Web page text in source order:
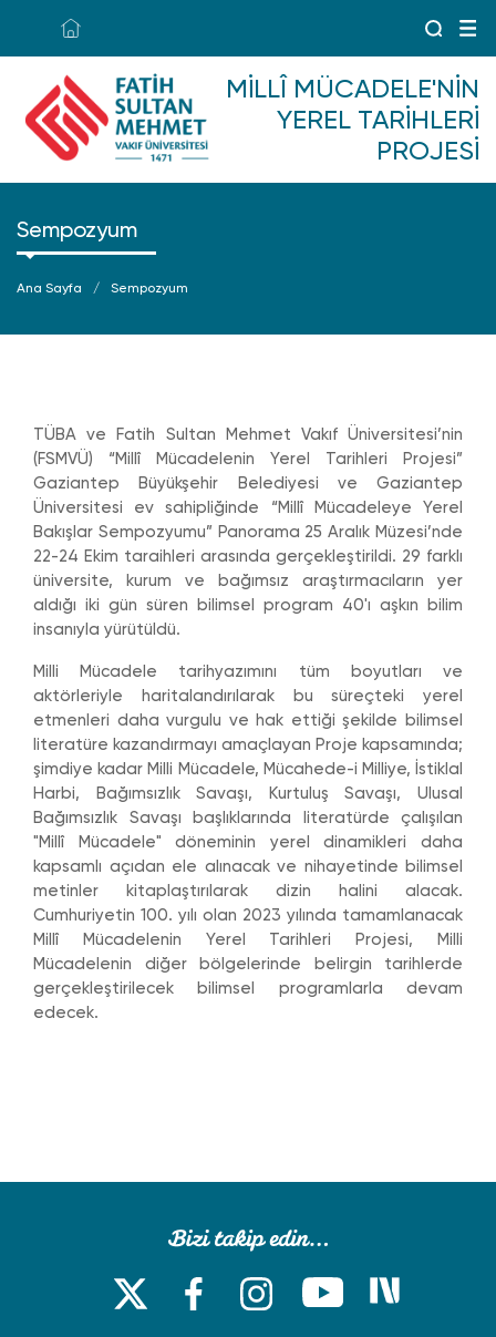
MILLÎ MÜCADELE'NIN
YEREL TARIHLERI
PROJESI
Sempozyum
Ana Sayfa Sempozyum
TÜBA ve Fatih Sultan Mehmet Vakıf Üniversitesi’nin
(FSMVÜ) “Millî Mücadelenin Yerel Tarihleri Projesi”
Gaziantep Büyükşehir Belediyesi ve Gaziantep
Üniversitesi ev sahipliğinde “Millî Mücadeleye Yerel
Bakışlar Sempozyumu” Panorama 25 Aralık Müzesi’nde
22-24 Ekim taraihleri arasında gerçekleştirildi. 29 farklı
üniversite, kurum ve bağımsız araştırmacıların yer
aldığı iki gün süren bilimsel program 40'ı aşkın bilim
insanıyla yürütüldü.
Milli Mücadele tarihyazımını tüm boyutları ve
aktörleriyle haritalandırılarak bu süreçteki yerel
etmenleri daha vurgulu ve hak ettiği şekilde bilimsel
literatüre kazandırmayı amaçlayan Proje kapsamında;
şimdiye kadar Milli Mücadele, Mücahede-i Milliye, İstiklal
Harbi, Bağımsızlık Savaşı, Kurtuluş Savaşı, Ulusal
Bağımsızlık Savaşı başlıklarında literatürde çalışılan
"Millî Mücadele" döneminin yerel dinamikleri daha
kapsamlı açıdan ele alınacak ve nihayetinde bilimsel
metinler kitaplaştırılarak dizin halini alacak.
Cumhuriyetin 100. yılı olan 2023 yılında tamamlanacak
Millî Mücadelenin Yerel Tarihleri Projesi, Milli
Mücadelenin diğer bölgelerinde belirgin tarihlerde
gerçekleştirilecek bilimsel programlarla devam
edecek.